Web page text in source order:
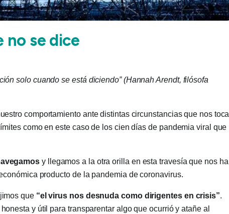
no se dice
solo cuando se está diciendo” (Hannah Arendt, filósofa
comportamiento ante distintas circunstancias que nos toca
como en este caso de los cien días de pandemia viral que
y llegamos a la otra orilla en esta travesía que nos ha
producto de la pandemia de coronavirus.
que “el virus nos desnuda como dirigentes en crisis”.
y útil para transparentar algo que ocurrió y atañe al